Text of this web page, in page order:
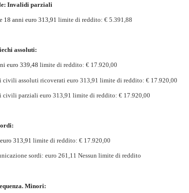
Invalidi parziali
anni euro 313,91 limite di reddito: € 5.391,88
assoluti:
euro 339,48 limite di reddito: € 17.920,00
civili assoluti ricoverati euro 313,91 limite di reddito: € 17.920,00
civili parziali euro 313,91 limite di reddito: € 17.920,00
313,91 limite di reddito: € 17.920,00
sordi: euro 261,11 Nessun limite di reddito
Minori: